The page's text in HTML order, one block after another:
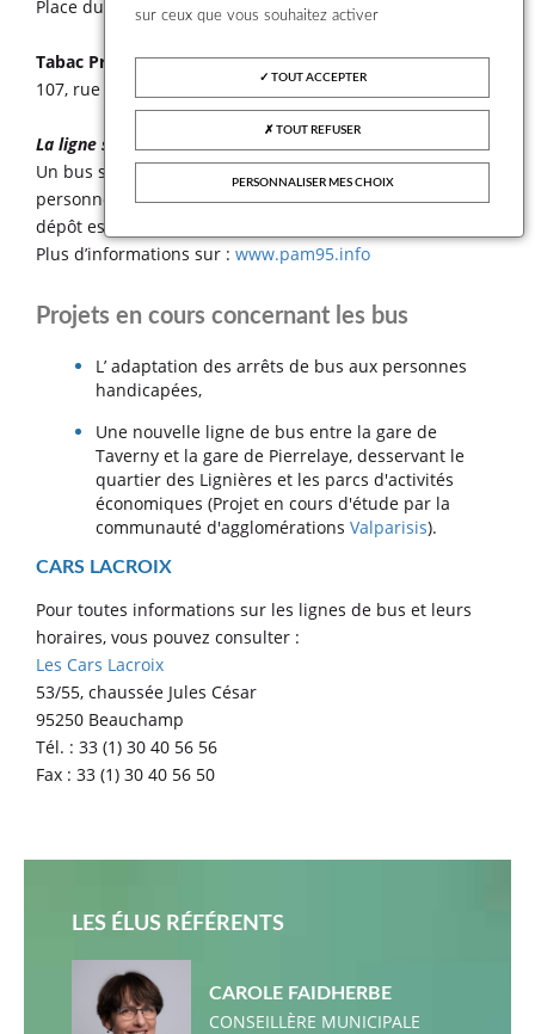
Place du Pressoir - Taverny
Tabac Presse Ribon
107, rue de Beauchamp - Taverny
La ligne scolaire
Un bus spécifique pour les personnes âgées et les
personnes handicapées existe. C’est le PAM95 (dont le
dépôt est à Taverny).
Plus d’informations sur : www.pam95.info
Projets en cours concernant les bus
L’ adaptation des arrêts de bus aux personnes
handicapées,
Une nouvelle ligne de bus entre la gare de
Taverny et la gare de Pierrelaye, desservant le
quartier des Lignières et les parcs d'activités
économiques (Projet en cours d'étude par la
communauté d'agglomérations Valparisis).
CARS LACROIX
Pour toutes informations sur les lignes de bus et leurs
horaires, vous pouvez consulter :
Les Cars Lacroix
53/55, chaussée Jules César
95250 Beauchamp
Tél. : 33 (1) 30 40 56 56
Fax : 33 (1) 30 40 56 50
LES ÉLUS RÉFÉRENTS
CAROLE FAIDHERBE
CONSEILLÈRE MUNICIPALE
sur ceux que vous souhaitez activer
TOUT ACCEPTER
TOUT REFUSER
PERSONNALISER MES CHOIX